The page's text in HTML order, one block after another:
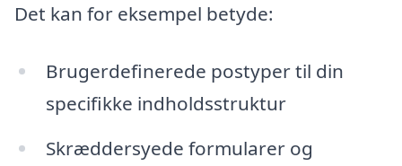
Det kan for eksempel betyde:
Brugerdefinerede postyper til din
specifikke indholdsstruktur
Skræddersyede formularer og